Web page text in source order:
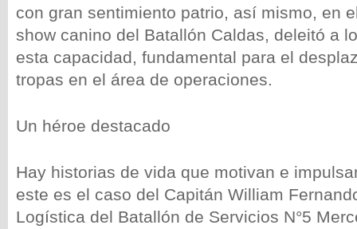
con gran sentimiento patrio, así mismo, en
show canino del Batallón Caldas, deleitó a
esta capacidad, fundamental para el
tropas en el área de operaciones.
Un héroe destacado
Hay historias de vida que motivan e
este es el caso del Capitán William
Logística del Batallón de Servicios N°5